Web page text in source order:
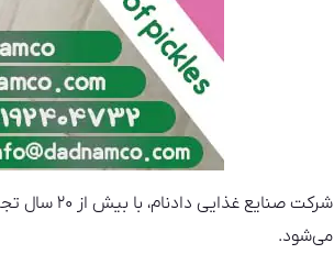
شرکت صنایع غذایی دادنام، با بیش از ۲۰ سال تجربه در صنعت غذایی، به عنوان یک
می‌شود.